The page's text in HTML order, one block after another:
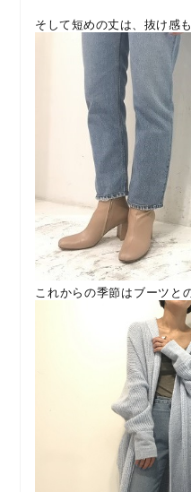
そして短めの丈は、抜け感
これからの季節はブーツと